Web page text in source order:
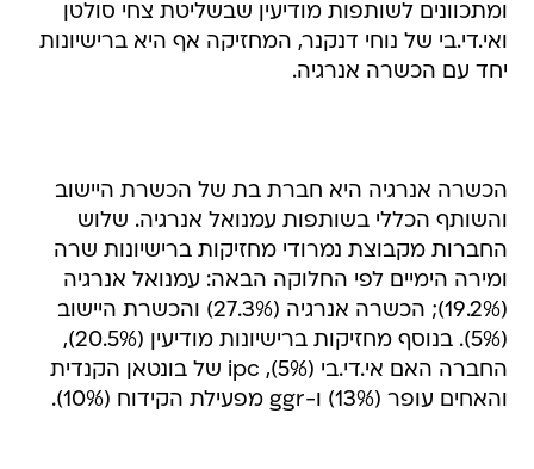
ומתכוונים לשותפות מודיעין שבשליטת צחי סולטן
ואי.די.בי של נוחי דנקנר, המחזיקה אף היא ברישיונות
יחד עם הכשרה אנרגיה.
הכשרה אנרגיה היא חברת בת של הכשרת היישוב
והשותף הכללי בשותפות עמנואל אנרגיה. שלוש
החברות מקבוצת נמרודי מחזיקות ברישיונות שרה
ומירה הימיים לפי החלוקה הבאה: עמנואל אנרגיה
(19.2%); הכשרה אנרגיה (27.3%) והכשרת היישוב
(5%). בנוסף מחזיקות ברישיונות מודיעין (20.5%),
החברה האם אי.די.בי (5%), ipc של בונטאן הקנדית
והאחים עופר (13%) ו-ggr מפעילת הקידוח (10%).